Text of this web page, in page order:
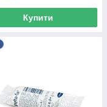
Купити